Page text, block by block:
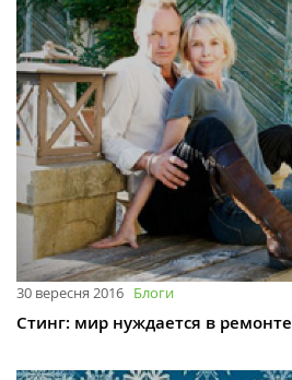
30 вересня 2016 Блоги
Стинг: мир нуждается в ремонте